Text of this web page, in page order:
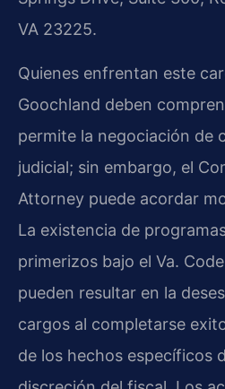
VA 23225.
Quienes enfrentan este
Goochland deben
permite la negociación de
judicial; sin embargo, el
Attorney puede acordar
La existencia de
primerizos bajo el Va.
pueden resultar en la
cargos al completarse
de los hechos específicos